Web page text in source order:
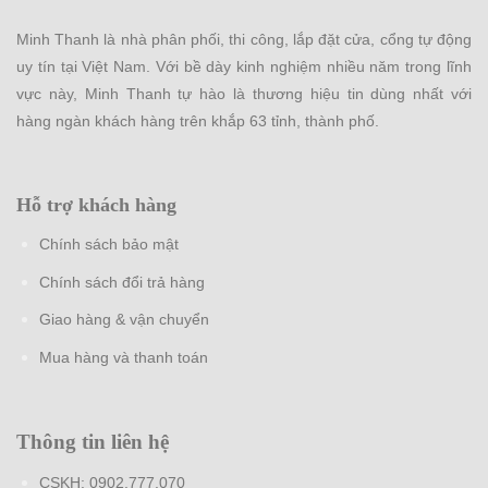
Minh Thanh là nhà phân phối, thi công, lắp đặt cửa, cổng tự động
uy tín tại Việt Nam. Với bề dày kinh nghiệm nhiều năm trong lĩnh
vực này, Minh Thanh tự hào là thương hiệu tin dùng nhất với
hàng ngàn khách hàng trên khắp 63 tỉnh, thành phố.
Hỗ trợ khách hàng
Chính sách bảo mật
Chính sách đổi trả hàng
Giao hàng & vận chuyển
Mua hàng và thanh toán
Thông tin liên hệ
CSKH: 0902.777.070